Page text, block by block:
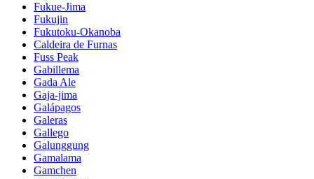
Fukue-Jima
Fukujin
Fukutoku-Okanoba
Caldeira de Furnas
Fuss Peak
Gabillema
Gada Ale
Gaja-jima
Galápagos
Galeras
Gallego
Galunggung
Gamalama
Gamchen